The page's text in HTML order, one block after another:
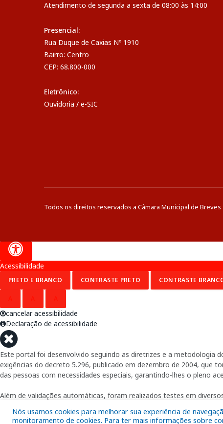
Atendimento de segunda a sexta de 08:00 às 14:00
Presencial:
Rua Duque de Caxias Nº 1910
Bairro: Centro
CEP: 68.800-000
Eletrônico:
Ouvidoria / e-SIC
Todos os direitos reservados a Câmara Municipal de Breves
Nós usamos cookies para melhorar sua experiência de
monitoramento de cookies. Para ter mais informações sobre
Acessibilidade
PRETO E BRANCO CONTRASTE PRETO CONTRASTE
cancelar acessibilidade
Declaração de acessibilidade
Este portal foi desenvolvido seguindo as diretrizes e a metodologia
exigências do decreto 5.296, publicado em dezembro de 2004, que
das pessoas com necessidades especiais, garantindo-lhes o pleno
Além de validações automáticas, foram realizados testes em